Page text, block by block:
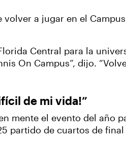
a jugar en el Campus
Central para la
On Campus”, dijo.
de mi vida!”
mente el evento del año
partido de cuartos de